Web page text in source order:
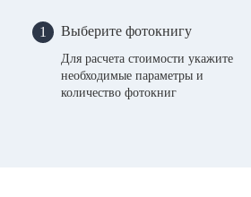
1 Выберите фотокнигу
Для расчета стоимости укажите
необходимые параметры и
количество фотокниг